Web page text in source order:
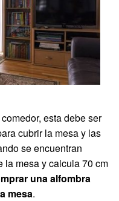
esta debe ser
cubrir la mesa y las
se encuentran
la mesa y calcula 70 cm
una alfombra
mesa.